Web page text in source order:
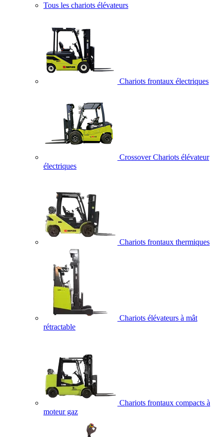
Tous les chariots élévateurs
Chariots frontaux électriques
Crossover Chariots élévateur
électriques
Chariots frontaux thermiques
Chariots élévateurs à mât
rétractable
Chariots frontaux compacts à
moteur gaz